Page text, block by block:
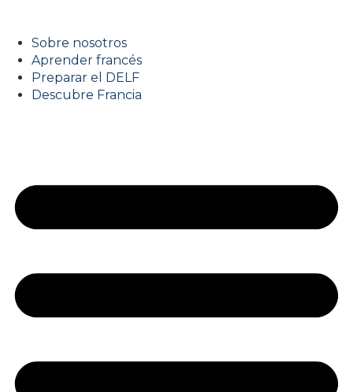
Sobre nosotros
Aprender francés
Preparar el DELF
Descubre Francia